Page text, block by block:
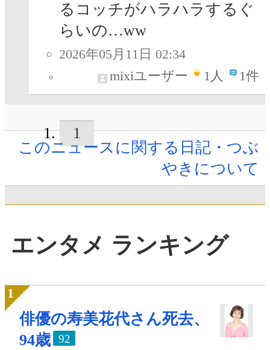
るコッチがハラハラするぐ
らいの…ww
2026年05月11日 02:34
mixiユーザー
1人 1件
1
このニュースに関する日記・つぶ
やきについて
エンタメ ランキング
俳優の寿美花代さん死去、
94歳
92